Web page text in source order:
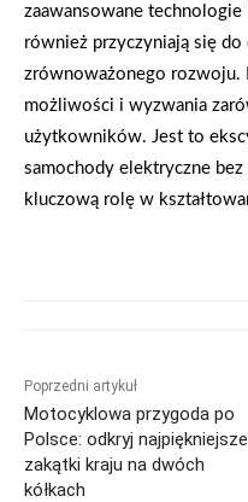
zaawansowane
również przyczyniają się
zrównoważonego rozwoju.
możliwości i wyzwania
użytkowników. Jest to
samochody elektryczne
kluczową rolę w
Poprzedni artykuł
Motocyklowa przygoda po
Polsce: odkryj najpiękniejsze
zakątki kraju na dwóch
kółkach